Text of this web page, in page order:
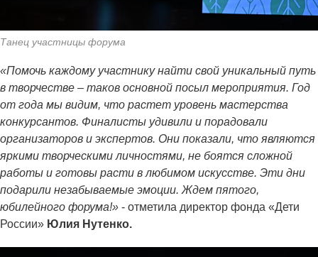
Танец участницы форума
«Помочь каждому участнику найти свой уникальный путь
в творчестве – таков основной посыл мероприятия. Год
от года мы видим, что растет уровень мастерства
конкурсантов. Финалисты удивили и порадовали
организаторов и экспертов. Они показали, что являются
яркими творческими личностями, не боятся сложной
работы и готовы расти в любимом искусстве. Эти дни
подарили незабываемые эмоции. Ждем пятого,
юбилейного форума!» - отметила директор фонда «Дети
России» Юлия Нутенко.